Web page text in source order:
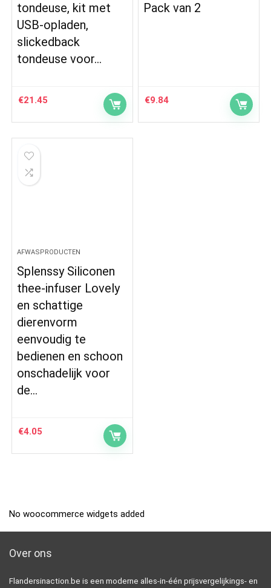
tondeuse, kit met
USB-opladen,
slickedback
tondeuse voor…
€21.45
Pack van 2
€9.84
AFWASPRODUCTEN
Splenssy Siliconen
thee-infuser Lovely
en schattige
dierenvorm
eenvoudig te
bedienen en schoon
onschadelijk voor
de…
€4.05
No woocommerce widgets added
Over ons
Flandersinaction.be is een moderne alles-in-één prijsvergelijkings- en